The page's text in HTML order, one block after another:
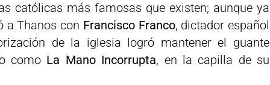
católicas más famosas que existen; aunque ya
a Thanos con Francisco Franco, dictador español
de la iglesia logró mantener el guante
como La Mano Incorrupta, en la capilla de su